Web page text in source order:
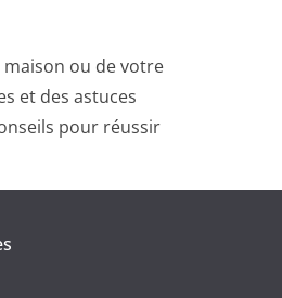
ou de votre
et des astuces
pour réussir